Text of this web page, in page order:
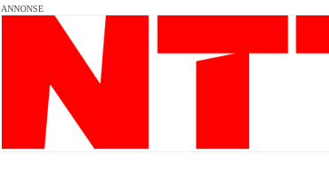
ANNONSE